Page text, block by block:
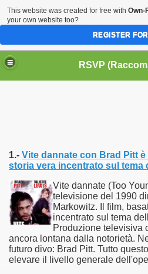
HOME BIOGRAFIE
DATABASE LIBRI
LIBRI
1.- Vite dannate con Brad Pitt
storia vera incentrato sul tema
Vite dannate (Too
televisione del 1990
Markowitz. Il film,
incentrato sul tema
Produzione televisiva
ancora lontana dalla notorietà.
futuro divo: Brad Pitt. Tutto
elevare il livello generale
This website was created for free with Own-
your own website too?
REGISTER